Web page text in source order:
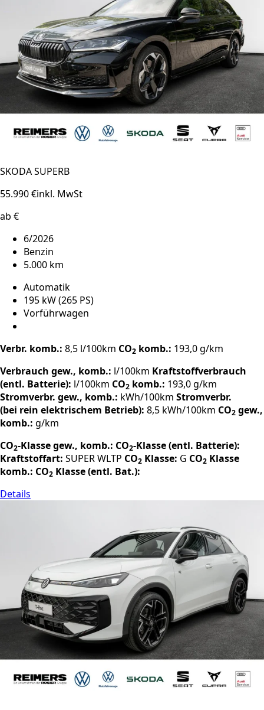
SKODA SUPERB
55.990 €inkl. MwSt
ab €
6/2026
Benzin
5.000 km
Automatik
195 kW (265 PS)
Vorführwagen
Verbr. komb.: 8,5 l/100km CO2 komb.: 193,0 g/km
Verbrauch gew., komb.: l/100km Kraftstoffverbrauch
(entl. Batterie): l/100km CO2 komb.: 193,0 g/km
Stromverbr. gew., komb.: kWh/100km Stromverbr.
(bei rein elektrischem Betrieb): 8,5 kWh/100km CO2 gew.,
komb.: g/km
CO2-Klasse gew., komb.: CO2-Klasse (entl. Batterie):
Kraftstoffart: SUPERWLTP CO2 Klasse: G CO2 Klasse
komb.: CO2 Klasse (entl. Bat.):
Details